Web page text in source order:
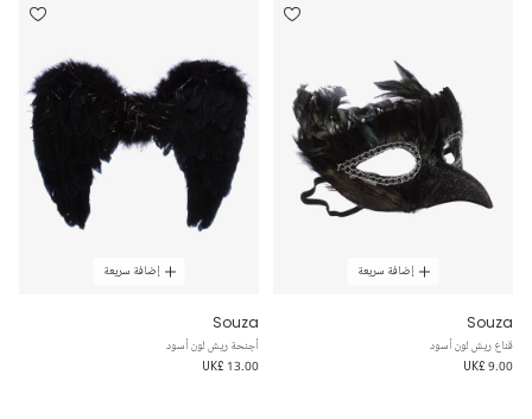
إضافة سريعة
Souza
قناع ريش لون أسود
UK£ 9.00
إضافة سريعة
Souza
أجنحة ريش لون أسود
UK£ 13.00